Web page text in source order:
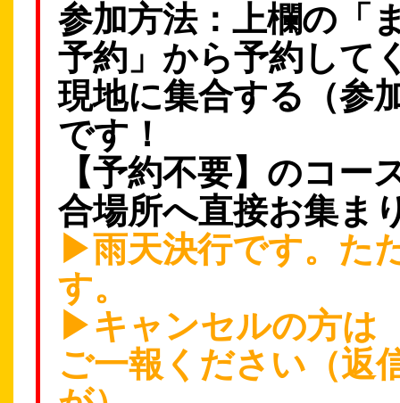
参加方法：上欄の「
予約」から予約し
現地に集合する（参
です！
【予約不要】のコ
合場所へ直接お集ま
▶雨天決行です。た
す。
▶キャンセルの方
ご一報ください（返